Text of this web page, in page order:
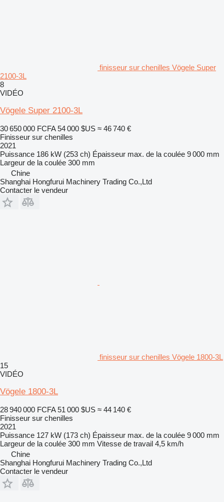
finisseur sur chenilles Vögele Super
2100-3L
8
VIDÉO
Vögele Super 2100-3L
30 650 000 FCFA 54 000 $US ≈ 46 740 €
Finisseur sur chenilles
2021
Puissance 186 kW (253 ch) Épaisseur max. de la coulée 9 000 mm
Largeur de la coulée 300 mm
Chine
Shanghai Hongfurui Machinery Trading Co.,Ltd
Contacter le vendeur
finisseur sur chenilles Vögele 1800-3L
15
VIDÉO
Vögele 1800-3L
28 940 000 FCFA 51 000 $US ≈ 44 140 €
Finisseur sur chenilles
2021
Puissance 127 kW (173 ch) Épaisseur max. de la coulée 9 000 mm
Largeur de la coulée 300 mm Vitesse de travail 4,5 km/h
Chine
Shanghai Hongfurui Machinery Trading Co.,Ltd
Contacter le vendeur